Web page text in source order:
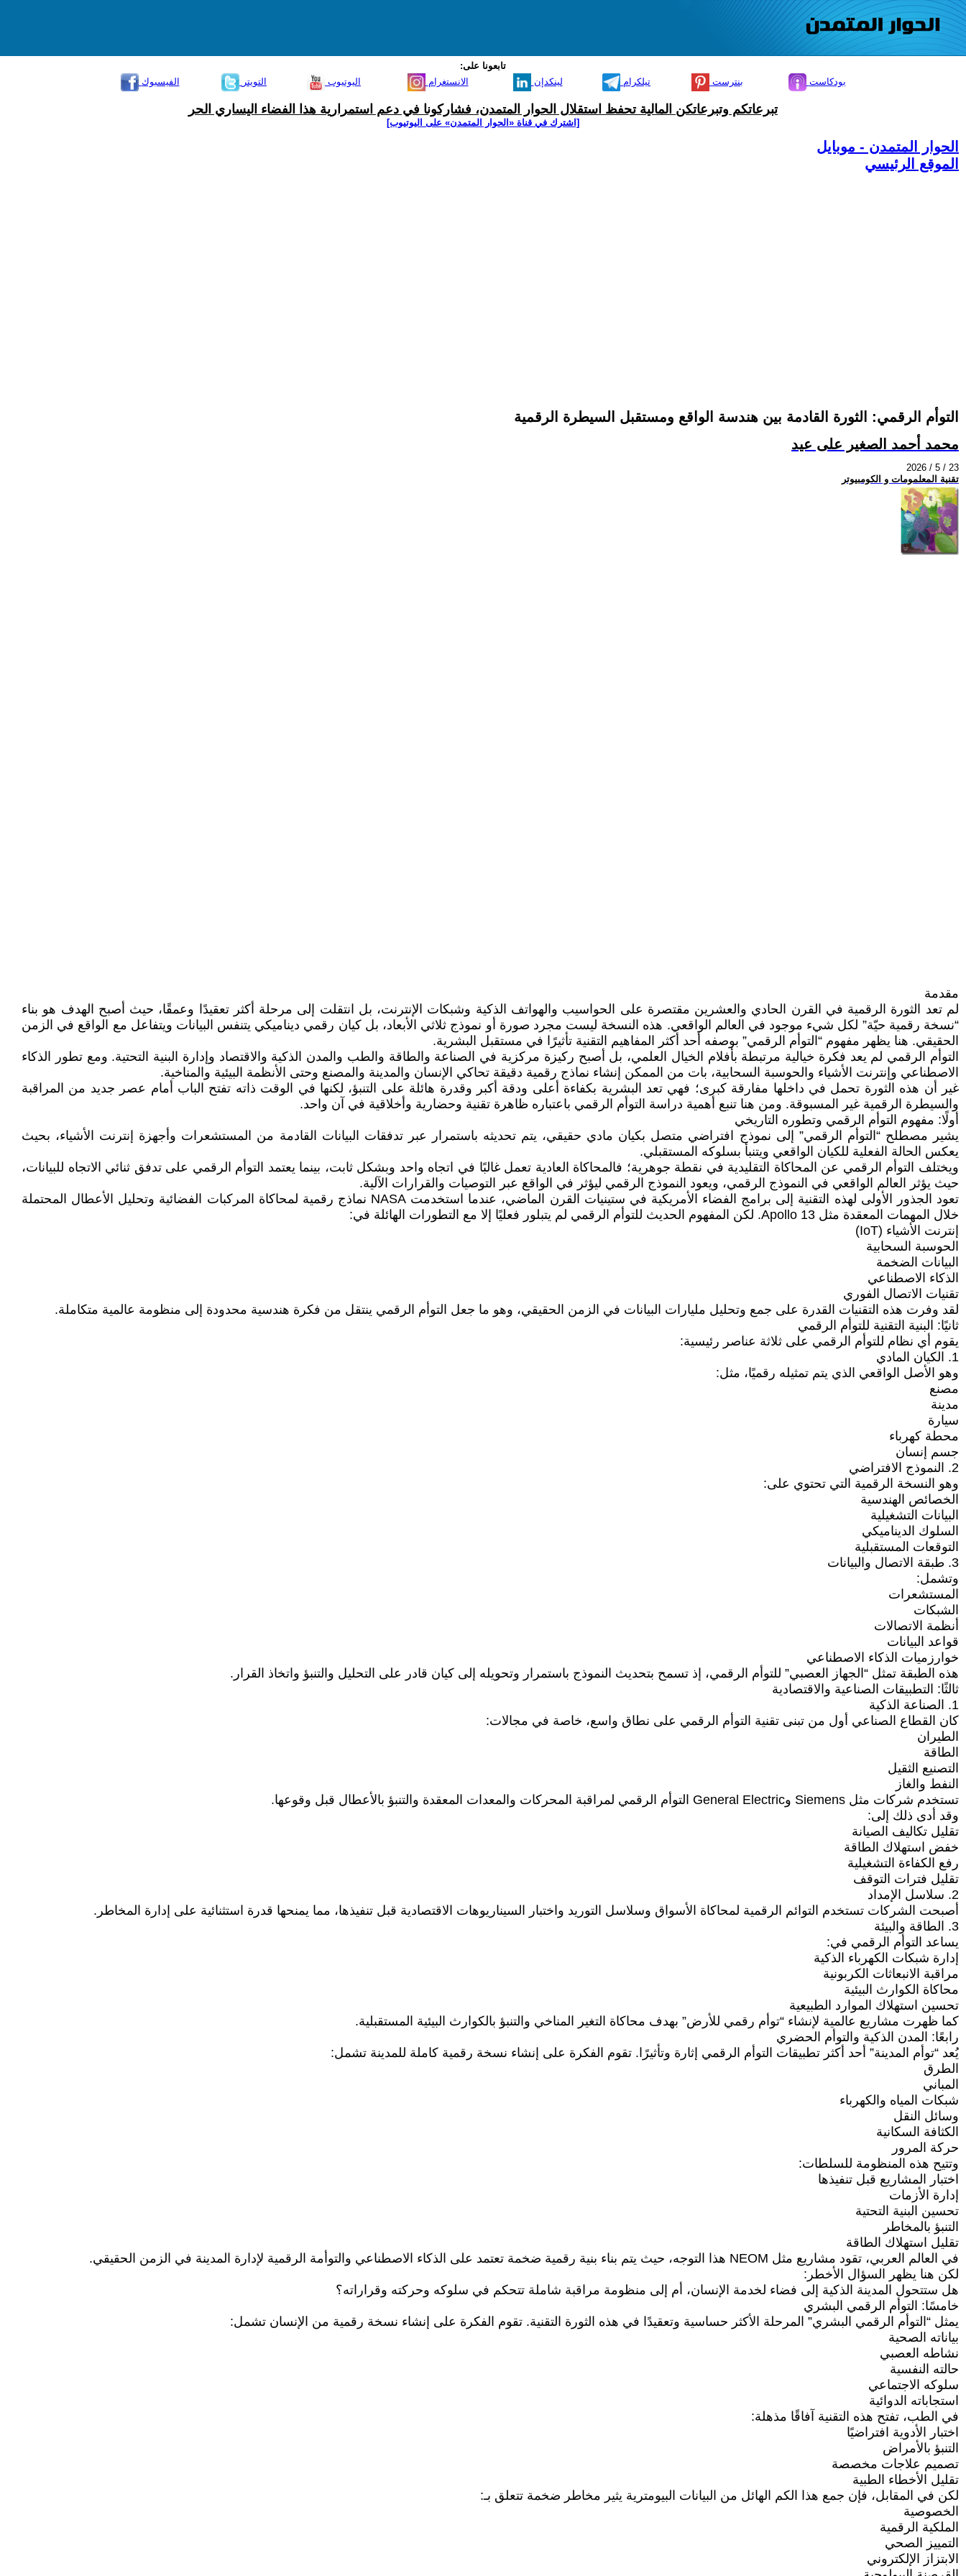
تابعونا على:
الفيسبوك
التويتر اليوتيوب الانستغرام لينكدإن تيلكرام بنترست بودكاست
تبرعاتكم وتبرعاتكن المالية تحفظ استقلال الحوار المتمدن، فشاركونا في دعم استمرارية هذا الفضاء اليساري الحر
[اشترك في قناة ‫«الحوار المتمدن» على اليوتيوب]
الحوار المتمدن - موبايل
الموقع الرئيسي
التوأم الرقمي: الثورة القادمة بين هندسة الواقع ومستقبل السيطرة الرقمية
محمد أحمد الصغير على عيد
2026 / 5 / 23
تقنية المعلمومات و الكومبيوتر
مقدمة
لم تعد الثورة الرقمية في القرن الحادي والعشرين مقتصرة على الحواسيب والهواتف الذكية وشبكات الإنترنت، بل انتقلت إلى مرحلة أكثر تعقيدًا وعمقًا، حيث أصبح الهدف هو بناء
“نسخة رقمية حيّة” لكل شيء موجود في العالم الواقعي. هذه النسخة ليست مجرد صورة أو نموذج ثلاثي الأبعاد، بل كيان رقمي ديناميكي يتنفس البيانات ويتفاعل مع الواقع في الزمن
الحقيقي. هنا يظهر مفهوم “التوأم الرقمي” بوصفه أحد أكثر المفاهيم التقنية تأثيرًا في مستقبل البشرية.
التوأم الرقمي لم يعد فكرة خيالية مرتبطة بأفلام الخيال العلمي، بل أصبح ركيزة مركزية في الصناعة والطاقة والطب والمدن الذكية والاقتصاد وإدارة البنية التحتية. ومع تطور الذكاء
الاصطناعي وإنترنت الأشياء والحوسبة السحابية، بات من الممكن إنشاء نماذج رقمية دقيقة تحاكي الإنسان والمدينة والمصنع وحتى الأنظمة البيئية والمناخية.
غير أن هذه الثورة تحمل في داخلها مفارقة كبرى؛ فهي تعد البشرية بكفاءة أعلى ودقة أكبر وقدرة هائلة على التنبؤ، لكنها في الوقت ذاته تفتح الباب أمام عصر جديد من المراقبة
والسيطرة الرقمية غير المسبوقة. ومن هنا تنبع أهمية دراسة التوأم الرقمي باعتباره ظاهرة تقنية وحضارية وأخلاقية في آن واحد.
أولًا: مفهوم التوأم الرقمي وتطوره التاريخي
يشير مصطلح “التوأم الرقمي” إلى نموذج افتراضي متصل بكيان مادي حقيقي، يتم تحديثه باستمرار عبر تدفقات البيانات القادمة من المستشعرات وأجهزة إنترنت الأشياء، بحيث
يعكس الحالة الفعلية للكيان الواقعي ويتنبأ بسلوكه المستقبلي.
ويختلف التوأم الرقمي عن المحاكاة التقليدية في نقطة جوهرية؛ فالمحاكاة العادية تعمل غالبًا في اتجاه واحد وبشكل ثابت، بينما يعتمد التوأم الرقمي على تدفق ثنائي الاتجاه للبيانات،
حيث يؤثر العالم الواقعي في النموذج الرقمي، ويعود النموذج الرقمي ليؤثر في الواقع عبر التوصيات والقرارات الآلية.
تعود الجذور الأولى لهذه التقنية إلى برامج الفضاء الأمريكية في ستينيات القرن الماضي، عندما استخدمت NASA نماذج رقمية لمحاكاة المركبات الفضائية وتحليل الأعطال المحتملة
خلال المهمات المعقدة مثل Apollo 13. لكن المفهوم الحديث للتوأم الرقمي لم يتبلور فعليًا إلا مع التطورات الهائلة في:
إنترنت الأشياء (IoT)
الحوسبة السحابية
البيانات الضخمة
الذكاء الاصطناعي
تقنيات الاتصال الفوري
لقد وفرت هذه التقنيات القدرة على جمع وتحليل مليارات البيانات في الزمن الحقيقي، وهو ما جعل التوأم الرقمي ينتقل من فكرة هندسية محدودة إلى منظومة عالمية متكاملة.
ثانيًا: البنية التقنية للتوأم الرقمي
يقوم أي نظام للتوأم الرقمي على ثلاثة عناصر رئيسية:
1. الكيان المادي
وهو الأصل الواقعي الذي يتم تمثيله رقميًا، مثل:
مصنع
مدينة
سيارة
محطة كهرباء
جسم إنسان
2. النموذج الافتراضي
وهو النسخة الرقمية التي تحتوي على:
الخصائص الهندسية
البيانات التشغيلية
السلوك الديناميكي
التوقعات المستقبلية
3. طبقة الاتصال والبيانات
وتشمل:
المستشعرات
الشبكات
أنظمة الاتصالات
قواعد البيانات
خوارزميات الذكاء الاصطناعي
هذه الطبقة تمثل “الجهاز العصبي” للتوأم الرقمي، إذ تسمح بتحديث النموذج باستمرار وتحويله إلى كيان قادر على التحليل والتنبؤ واتخاذ القرار.
ثالثًا: التطبيقات الصناعية والاقتصادية
1. الصناعة الذكية
كان القطاع الصناعي أول من تبنى تقنية التوأم الرقمي على نطاق واسع، خاصة في مجالات:
الطيران
الطاقة
التصنيع الثقيل
النفط والغاز
تستخدم شركات مثل Siemens وGeneral Electric التوأم الرقمي لمراقبة المحركات والمعدات المعقدة والتنبؤ بالأعطال قبل وقوعها.
وقد أدى ذلك إلى:
تقليل تكاليف الصيانة
خفض استهلاك الطاقة
رفع الكفاءة التشغيلية
تقليل فترات التوقف
2. سلاسل الإمداد
أصبحت الشركات تستخدم التوائم الرقمية لمحاكاة الأسواق وسلاسل التوريد واختبار السيناريوهات الاقتصادية قبل تنفيذها، مما يمنحها قدرة استثنائية على إدارة المخاطر.
3. الطاقة والبيئة
يساعد التوأم الرقمي في:
إدارة شبكات الكهرباء الذكية
مراقبة الانبعاثات الكربونية
محاكاة الكوارث البيئية
تحسين استهلاك الموارد الطبيعية
كما ظهرت مشاريع عالمية لإنشاء “توأم رقمي للأرض” بهدف محاكاة التغير المناخي والتنبؤ بالكوارث البيئية المستقبلية.
رابعًا: المدن الذكية والتوأم الحضري
يُعد “توأم المدينة” أحد أكثر تطبيقات التوأم الرقمي إثارة وتأثيرًا. تقوم الفكرة على إنشاء نسخة رقمية كاملة للمدينة تشمل:
الطرق
المباني
شبكات المياه والكهرباء
وسائل النقل
الكثافة السكانية
حركة المرور
وتتيح هذه المنظومة للسلطات:
اختبار المشاريع قبل تنفيذها
إدارة الأزمات
تحسين البنية التحتية
التنبؤ بالمخاطر
تقليل استهلاك الطاقة
في العالم العربي، تقود مشاريع مثل NEOM هذا التوجه، حيث يتم بناء بنية رقمية ضخمة تعتمد على الذكاء الاصطناعي والتوأمة الرقمية لإدارة المدينة في الزمن الحقيقي.
لكن هنا يظهر السؤال الأخطر:
هل ستتحول المدينة الذكية إلى فضاء لخدمة الإنسان، أم إلى منظومة مراقبة شاملة تتحكم في سلوكه وحركته وقراراته؟
خامسًا: التوأم الرقمي البشري
يمثل “التوأم الرقمي البشري” المرحلة الأكثر حساسية وتعقيدًا في هذه الثورة التقنية. تقوم الفكرة على إنشاء نسخة رقمية من الإنسان تشمل:
بياناته الصحية
نشاطه العصبي
حالته النفسية
سلوكه الاجتماعي
استجاباته الدوائية
في الطب، تفتح هذه التقنية آفاقًا مذهلة:
اختبار الأدوية افتراضيًا
التنبؤ بالأمراض
تصميم علاجات مخصصة
تقليل الأخطاء الطبية
لكن في المقابل، فإن جمع هذا الكم الهائل من البيانات البيومترية يثير مخاطر ضخمة تتعلق بـ:
الخصوصية
الملكية الرقمية
التمييز الصحي
الابتزاز الإلكتروني